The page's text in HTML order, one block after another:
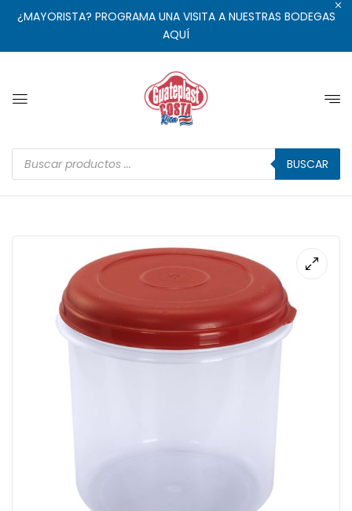
¿MAYORISTA? PROGRAMA UNA VISITA A NUESTRAS BODEGAS
AQUÍ
BUSCAR